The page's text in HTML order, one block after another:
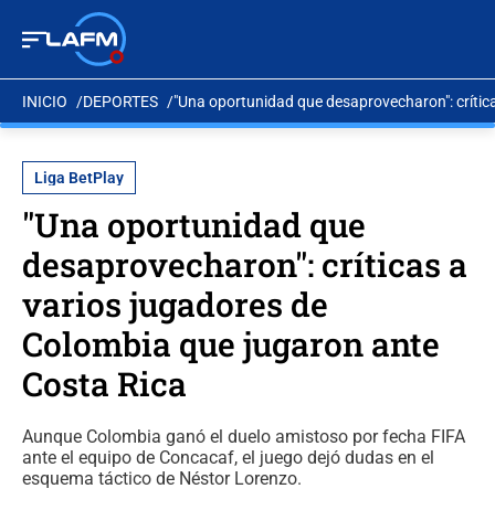
INICIO DEPORTES "Una oportunidad que desaprovecharon":
Liga BetPlay
"Una oportunidad que
desaprovecharon": críticas a
varios jugadores de
Colombia que jugaron ante
Costa Rica
Aunque Colombia ganó el duelo amistoso por fecha FIFA
ante el equipo de Concacaf, el juego dejó dudas en el
esquema táctico de Néstor Lorenzo.